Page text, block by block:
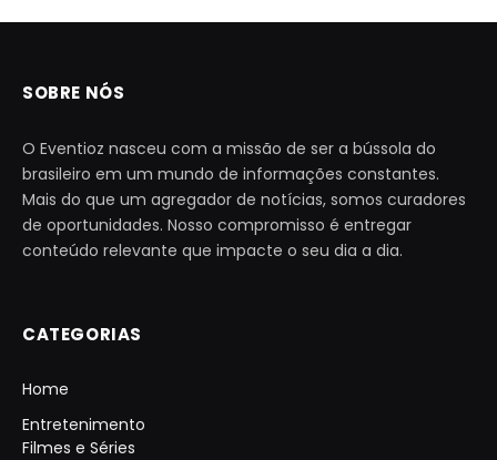
SOBRE NÓS
O Eventioz nasceu com a missão de ser a bússola do
brasileiro em um mundo de informações constantes.
Mais do que um agregador de notícias, somos curadores
de oportunidades. Nosso compromisso é entregar
conteúdo relevante que impacte o seu dia a dia.
CATEGORIAS
Home
Entretenimento
Filmes e Séries